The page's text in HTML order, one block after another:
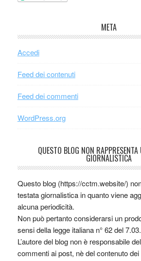
META
Accedi
Feed dei contenuti
Feed dei commenti
WordPress.org
QUESTO BLOG NON
GIORNALISTICA
Questo blog (https://cctm.website/)
testata giornalistica in quanto viene
alcuna periodicità.
Non può pertanto considerarsi un
sensi della legge italiana n° 62 del
L’autore del blog non è responsabile
commenti ai post, nè del contenuto dei